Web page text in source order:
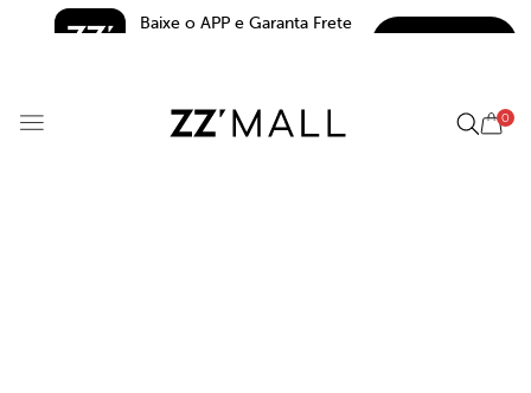
Baixe o APP e Garanta Frete
0